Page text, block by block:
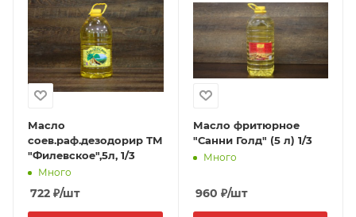
Масло
соев.раф.дезодорир ТМ
"Филевское",5л, 1/3
Много
722 ₽/шт
Масло фритюрное
"Санни Голд" (5 л) 1/3
Много
960 ₽/шт